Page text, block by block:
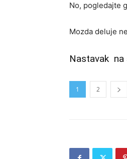
No, pogledajte
Mozda deluje
Nastavak
1 2